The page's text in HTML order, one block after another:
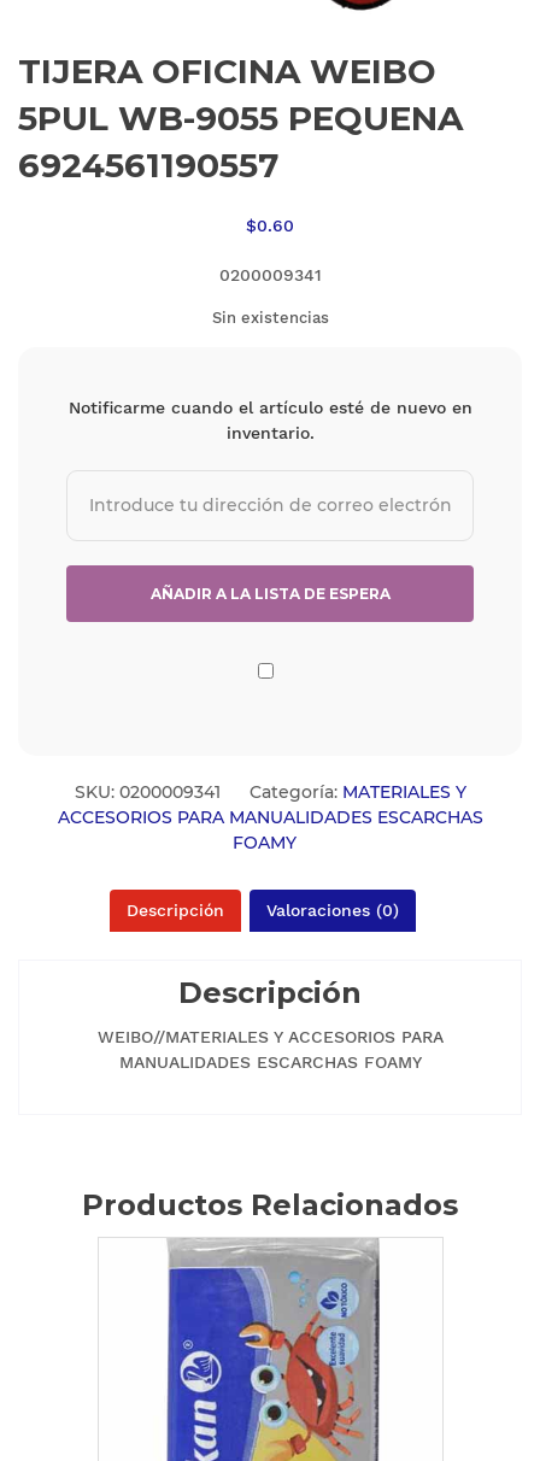
TIJERA OFICINA WEIBO
5PUL WB-9055 PEQUENA
6924561190557
$0.60
0200009341
Sin existencias
Notificarme cuando el artículo esté de nuevo en
inventario.
SKU: 0200009341 Categoría: MATERIALES Y
ACCESORIOS PARA MANUALIDADES ESCARCHAS
FOAMY
Descripción Valoraciones (0)
Descripción
WEIBO//MATERIALES Y ACCESORIOS PARA
MANUALIDADES ESCARCHAS FOAMY
Productos Relacionados